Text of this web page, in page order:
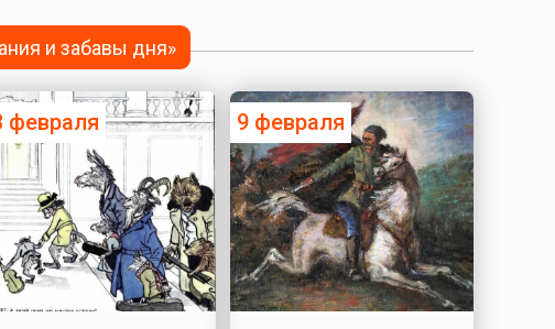
и забавы дня»
февраля 9 февраля